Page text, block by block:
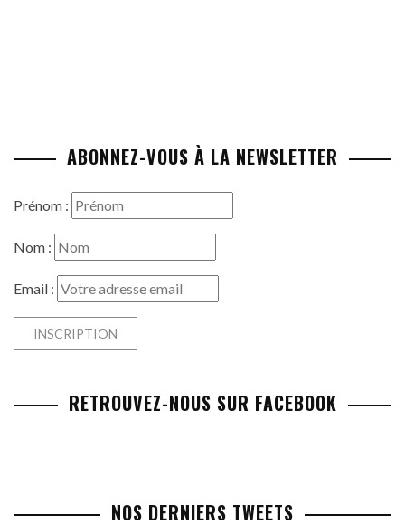
ABONNEZ-VOUS À LA NEWSLETTER
Prénom :
Nom :
Email :
RETROUVEZ-NOUS SUR FACEBOOK
NOS DERNIERS TWEETS